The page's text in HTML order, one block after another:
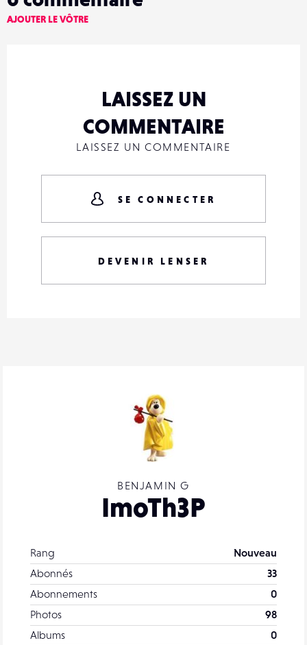
BENJAMIN G
ImoTh3P
Rang
Nouveau
Abonnés
33
Abonnements
0
Photos
98
Albums
0
AJOUTER LE VÔTRE
LAISSEZ UN
COMMENTAIRE
LAISSEZ UN COMMENTAIRE
SE CONNECTER
DEVENIR LENSER